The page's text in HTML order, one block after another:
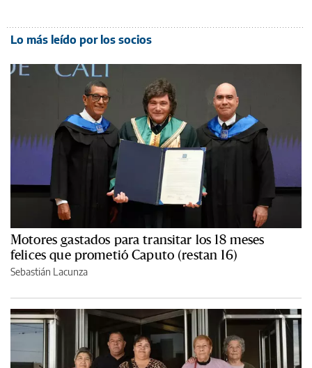
Lo más leído por los socios
Motores gastados para transitar los 18 meses
felices que prometió Caputo (restan 16)
Sebastián Lacunza